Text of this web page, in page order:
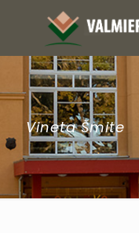
Vineta Šmite